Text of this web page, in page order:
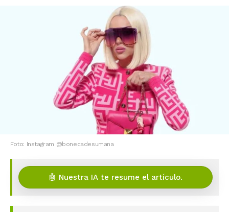
Foto: Instagram @bonecadesumana
🤖 Nuestra IA te resume el artículo.